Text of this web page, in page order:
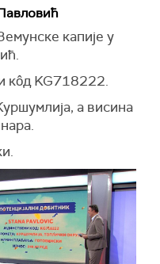
капије у
кôд KG718222.
а висина